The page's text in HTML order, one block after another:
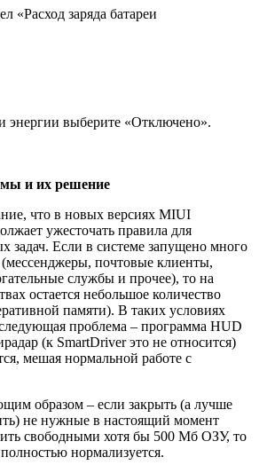
«Расход заряда батареи
энергии выберите «Отключено».
и их решение
что в новых версиях MIUI
ужесточать правила для
задач. Если в системе запущено много
почтовые клиенты,
службы и прочее), то на
остается небольшое количество
памяти). В таких условиях
проблема – программа HUD
(к SmartDriver это не относится)
мешая нормальной работе с
образом – если закрыть (а лучше
не нужные в настоящий момент
свободными хотя бы 500 Мб ОЗУ, то
нормализуется.